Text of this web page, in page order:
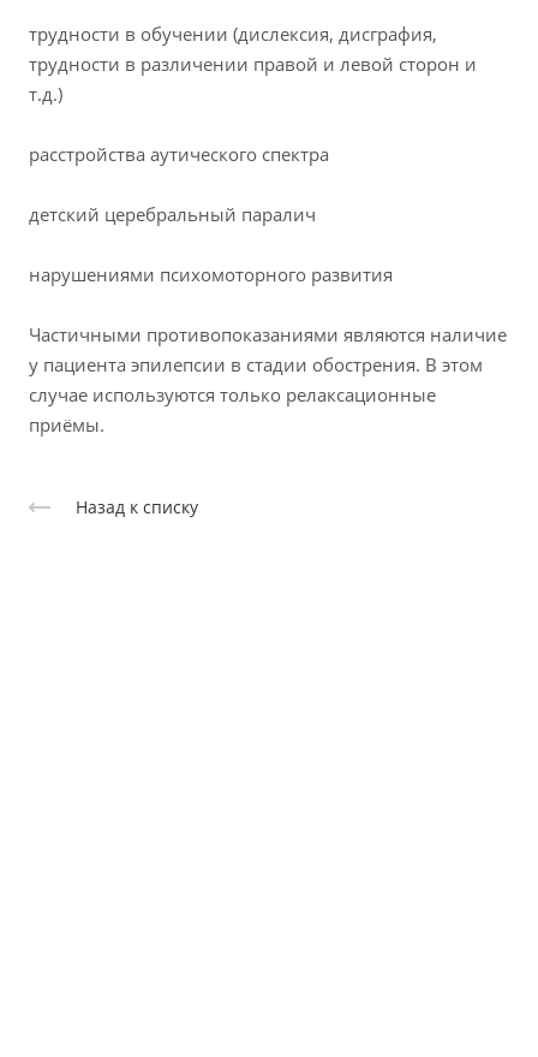
трудности в обучении (дислексия, дисграфия,
трудности в различении правой и левой сторон и
т.д.)
расстройства аутического спектра
детский церебральный паралич
нарушениями психомоторного развития
Частичными противопоказаниями являются наличие
у пациента эпилепсии в стадии обострения. В этом
случае используются только релаксационные
приёмы.
Назад к списку